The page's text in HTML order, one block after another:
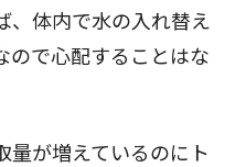
、体内で水の入れ替え
ので心配することはな
量が増えているのにト